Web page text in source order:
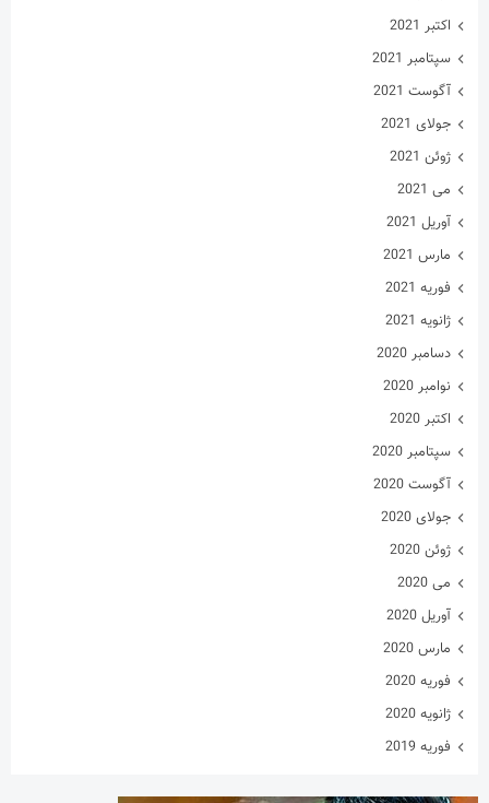
اکتبر 2021
سپتامبر 2021
آگوست 2021
جولای 2021
ژوئن 2021
می 2021
آوریل 2021
مارس 2021
فوریه 2021
ژانویه 2021
دسامبر 2020
نوامبر 2020
اکتبر 2020
سپتامبر 2020
آگوست 2020
جولای 2020
ژوئن 2020
می 2020
آوریل 2020
مارس 2020
فوریه 2020
ژانویه 2020
فوریه 2019